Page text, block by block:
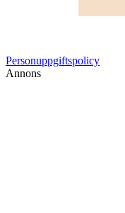
Personuppgiftspolicy
Annons